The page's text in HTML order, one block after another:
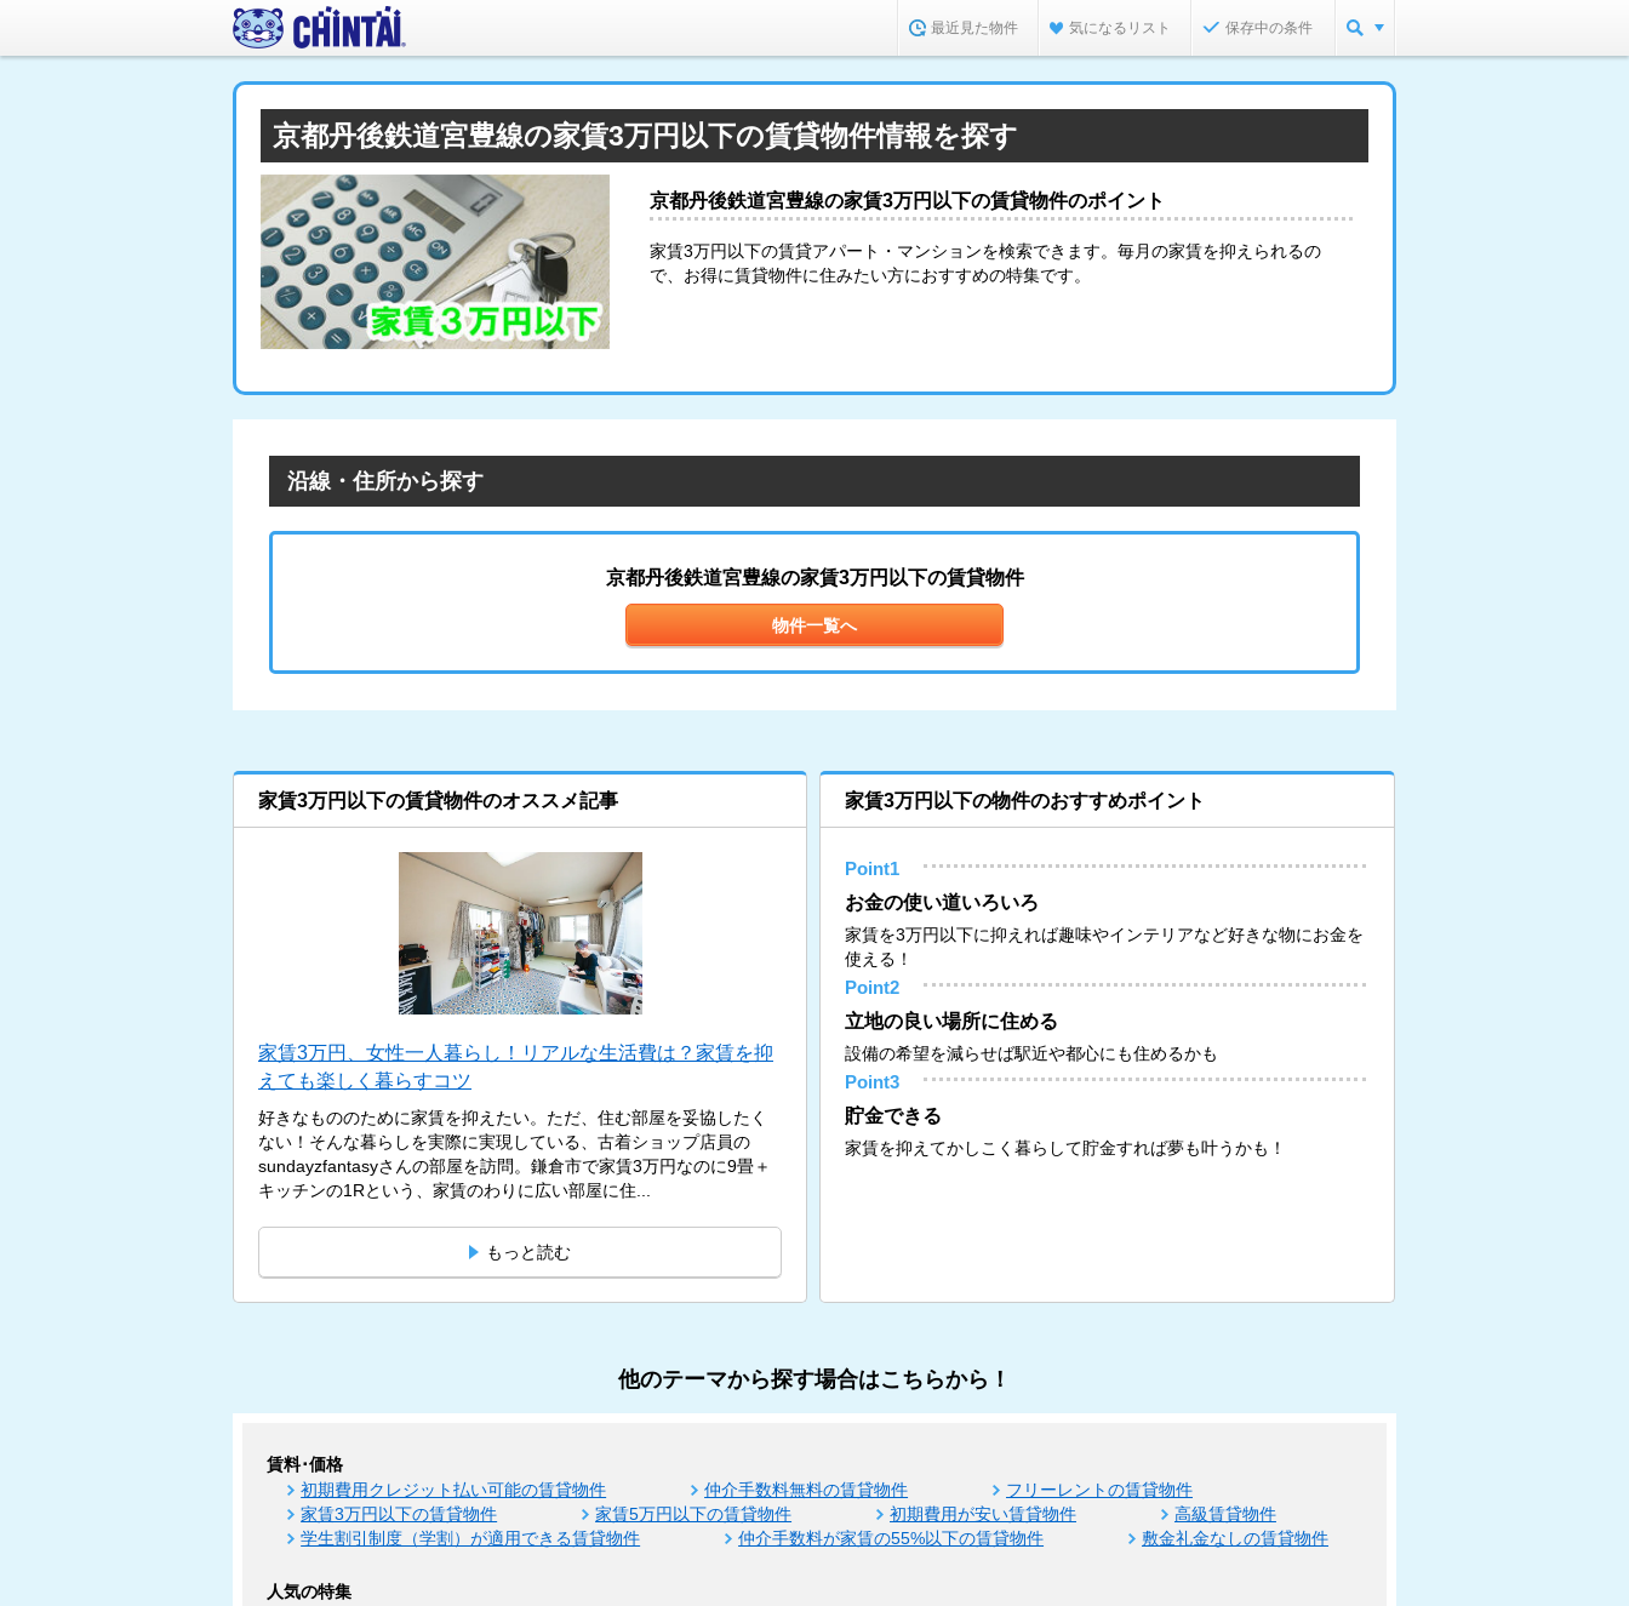
最近見た物件 気になるリスト 保存中の条件
京都丹後鉄道宮豊線の家賃3万円以下の賃貸物件情報を探す
京都丹後鉄道宮豊線の家賃3万円以下の賃貸物件のポイント
家賃3万円以下の賃貸アパート・マンションを検索できます。毎月の家賃を抑えられるの
で、お得に賃貸物件に住みたい方におすすめの特集です。
沿線・住所から探す
京都丹後鉄道宮豊線の家賃3万円以下の賃貸物件
物件一覧へ
家賃3万円以下の賃貸物件のオススメ記事
家賃3万円、女性一人暮らし！リアルな生活費は？家賃を抑
えても楽しく暮らすコツ
好きなもののために家賃を抑えたい。ただ、住む部屋を妥協したく
ない！そんな暮らしを実際に実現している、古着ショップ店員の
sundayzfantasyさんの部屋を訪問。鎌倉市で家賃3万円なのに9畳＋
キッチンの1Rという、家賃のわりに広い部屋に住...
もっと読む
家賃3万円以下の物件のおすすめポイント
Point1
お金の使い道いろいろ
家賃を3万円以下に抑えれば趣味やインテリアなど好きな物にお金を
使える！
Point2
立地の良い場所に住める
設備の希望を減らせば駅近や都心にも住めるかも
Point3
貯金できる
家賃を抑えてかしこく暮らして貯金すれば夢も叶うかも！
他のテーマから探す場合はこちらから！
賃料･価格
初期費用クレジット払い可能の賃貸物件 仲介手数料無料の賃貸物件
フリーレントの賃貸物件
家賃3万円以下の賃貸物件
家賃5万円以下の賃貸物件 初期費用が安い賃貸物件
高級賃貸物件
学生割引制度（学割）が適用できる賃貸物件
仲介手数料が家賃の55%以下の賃貸物件 敷金礼金なしの賃貸物件
人気の特集